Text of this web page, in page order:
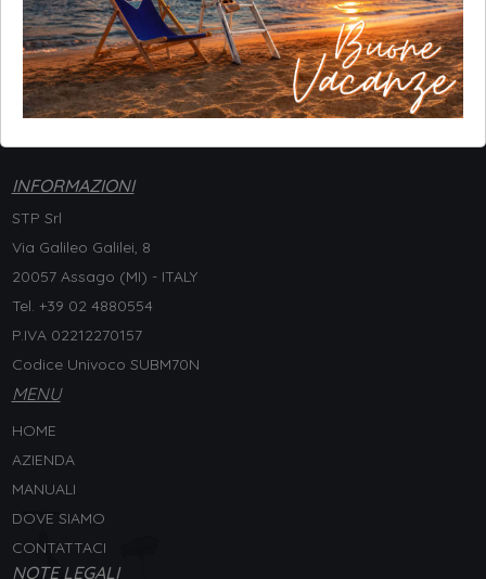
Ruote Ø mm 200
INFORMAZIONI
STP Srl
Via Galileo Galilei, 8
20057 Assago (MI) - ITALY
Tel. +39 02 4880554
P.IVA 02212270157
Codice Univoco SUBM70N
MENU
HOME
AZIENDA
MANUALI
DOVE SIAMO
CONTATTACI
NOTE LEGALI